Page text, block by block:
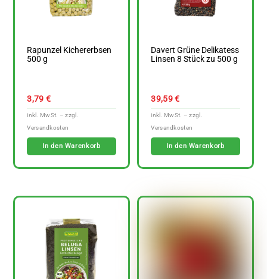
Rapunzel Kichererbsen
500 g
3,79 €
In den Warenkorb
Davert Grüne Delikatess
Linsen 8 Stück zu 500 g
39,59€
In den Warenkorb